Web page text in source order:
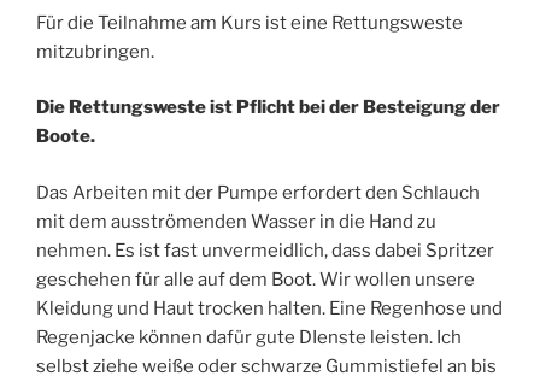
Für die Teilnahme am Kurs ist eine Rettungsweste
mitzubringen.
Die Rettungsweste ist Pflicht bei der Besteigung der
Boote.
Das Arbeiten mit der Pumpe erfordert den Schlauch
mit dem ausströmenden Wasser in die Hand zu
nehmen. Es ist fast unvermeidlich, dass dabei Spritzer
geschehen für alle auf dem Boot. Wir wollen unsere
Kleidung und Haut trocken halten. Eine Regenhose und
Regenjacke können dafür gute DIenste leisten. Ich
selbst ziehe weiße oder schwarze Gummistiefel an bis